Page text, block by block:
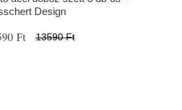
Design
Ft 13590 Ft